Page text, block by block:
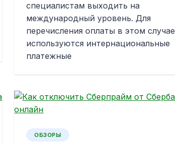
специалистам выходить на
международный уровень. Для
перечисления оплаты в этом случае
используются интернациональные
платежные
ОБЗОРЫ